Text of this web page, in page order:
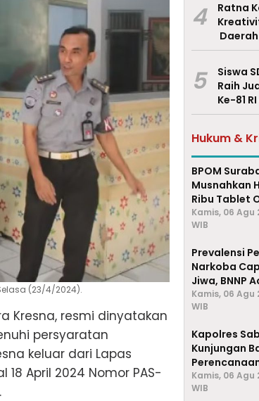
(23/4/2024).
Kresna, resmi dinyatakan
persyaratan
keluar dari Lapas
18 April 2024 Nomor PAS-
4
Ratna
Ekraf
5
Siswa
Raih
Ke-81
Hukum &
BPOM
Musnahkan
Ribu Tablet
Cegah
di Kalangan
Kamis, 06 Agu
WIB
Prevalensi
Narkoba
Jiwa, BNNP
P4GN di
Kamis, 06 Agu
WIB
Kapolres
Kunjungan
(BAPPEDA)
Kamis, 06 Agu
WIB